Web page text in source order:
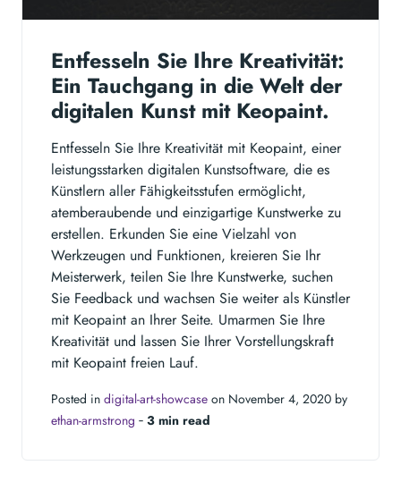
Entfesseln Sie Ihre Kreativität:
Ein Tauchgang in die Welt der
digitalen Kunst mit Keopaint.
Entfesseln Sie Ihre Kreativität mit Keopaint, einer
leistungsstarken digitalen Kunstsoftware, die es
Künstlern aller Fähigkeitsstufen ermöglicht,
atemberaubende und einzigartige Kunstwerke zu
erstellen. Erkunden Sie eine Vielzahl von
Werkzeugen und Funktionen, kreieren Sie Ihr
Meisterwerk, teilen Sie Ihre Kunstwerke, suchen
Sie Feedback und wachsen Sie weiter als Künstler
mit Keopaint an Ihrer Seite. Umarmen Sie Ihre
Kreativität und lassen Sie Ihrer Vorstellungskraft
mit Keopaint freien Lauf.
Posted in digital-art-showcase on November 4, 2020 by
ethan-armstrong ‐ 3 min read